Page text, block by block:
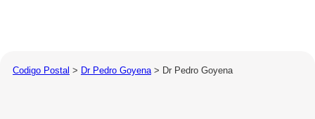
Codigo Postal > Dr Pedro Goyena > Dr Pedro Goyena